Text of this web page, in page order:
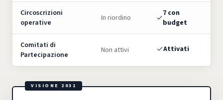
Circoscrizioni
operative
In riordino
7 con
budget
Comitati di
Partecipazione
Non attivi Attivati
VISIONE 2031